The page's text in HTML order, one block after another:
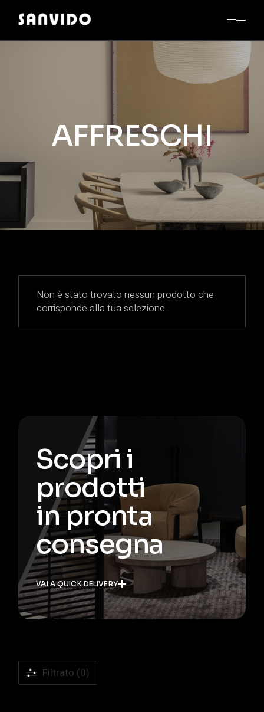
AFFRESCHI
Non è stato trovato nessun prodotto che
corrisponde alla tua selezione.
Scopri i
prodotti
in pronta
consegna
VAI A QUICK DELIVERY
Filtrato (0)